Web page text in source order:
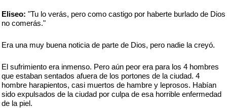
Eliseo: "Tu lo verás, pero como castigo por haberte burlado de Dios
no comerás."
Era una muy buena noticia de parte de Dios, pero nadie la creyó.
El sufrimiento era inmenso. Pero aún peor era para los 4 hombres
que estaban sentados afuera de los portones de la ciudad. 4
hombre harapientos, casi muertos de hambre y leprosos. Habían
sido expulsados de la ciudad por culpa de esa horrible enfermedad
de la piel.